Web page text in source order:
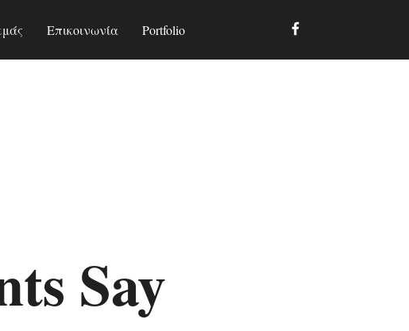
Επικοινωνία Portfolio
Say